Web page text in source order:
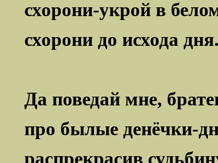
схорони-укрой в
схорони до исхода
Да поведай мне,
про былые денёчки-
распрекрасив